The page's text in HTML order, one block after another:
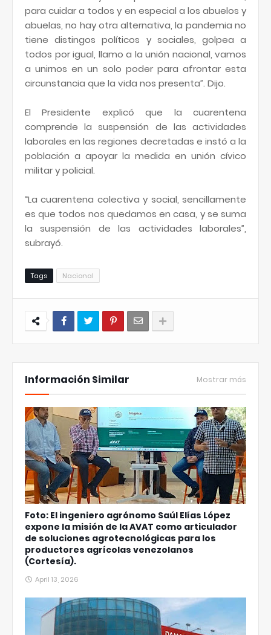
para cuidar a todos y en especial a los abuelos y
abuelas, no hay otra alternativa, la pandemia no
tiene distingos políticos y sociales, golpea a
todos por igual, llamo a la unión nacional, vamos
a unirnos en un solo poder para afrontar esta
circunstancia que la vida nos presenta”. Dijo.
El Presidente explicó que la cuarentena
comprende la suspensión de las actividades
laborales en las regiones decretadas e instó a la
población a apoyar la medida en unión cívico
militar y policial.
“La cuarentena colectiva y social, sencillamente
es que todos nos quedamos en casa, y se suma
la suspensión de las actividades laborales”,
subrayó.
Tags Nacional
Información Similar Mostrar más
Foto: El ingeniero agrónomo Saúl Elías López
expone la misión de la AVAT como articulador
de soluciones agrotecnológicas para los
productores agrícolas venezolanos
(Cortesía).
April 13, 2026